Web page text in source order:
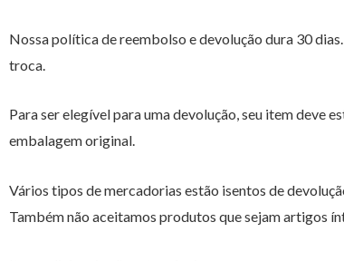
Nossa política de reembolso e devolução dura 30
troca.
Para ser elegível para uma devolução, seu item deve
embalagem original.
Vários tipos de mercadorias estão isentos de
Também não aceitamos produtos que sejam artigos